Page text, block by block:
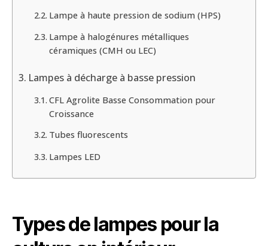
Lampe à haute pression de sodium (HPS)
Lampe à halogénures métalliques
céramiques (CMH ou LEC)
Lampes à décharge à basse pression
CFL Agrolite Basse Consommation pour
Croissance
Tubes fluorescents
Lampes LED
Types de lampes pour la